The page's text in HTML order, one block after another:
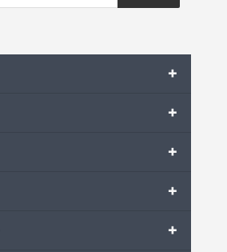
+
+
+
+
+